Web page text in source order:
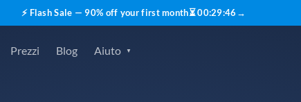
⚡ Flash Sale — 90% off your first month⏳00:29:45 →
Prezzi Blog Aiuto